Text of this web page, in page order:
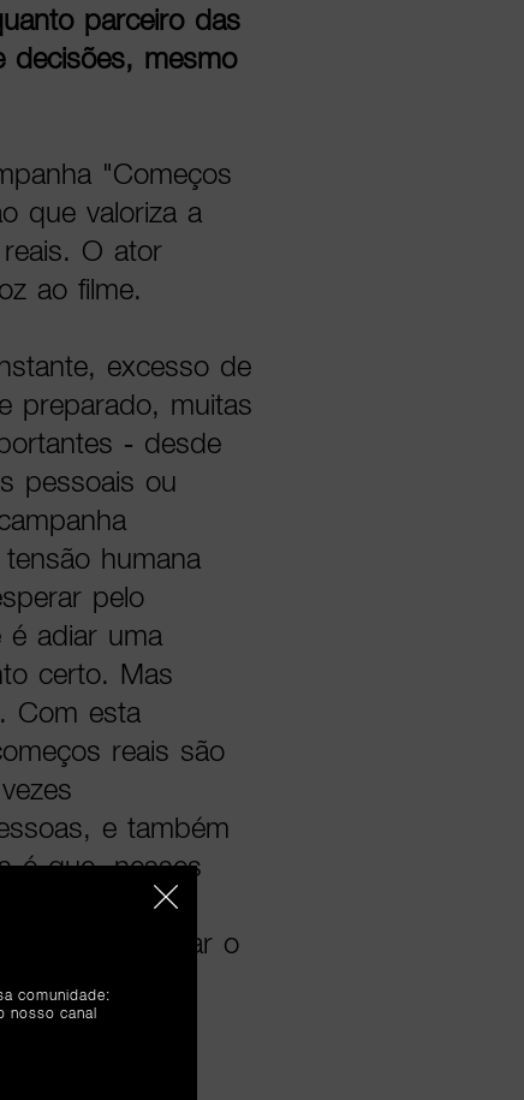
parceiro das
decisões, mesmo
"Começos
que valoriza a
O ator
ao filme.
excesso de
preparado, muitas
- desde
pessoais ou
humana
pelo
é adiar uma
certo. Mas
Com esta
reais são
e também
é que, nesses
um parceiro
e ajuda a dar o
em
comunidade:
nosso canal